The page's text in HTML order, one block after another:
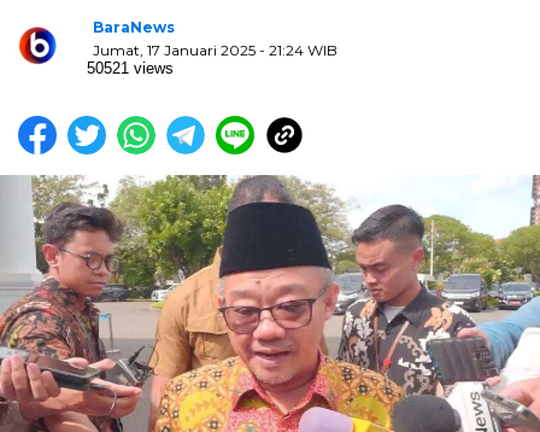
BaraNews
Jumat, 17 Januari 2025 - 21:24 WIB
50521 views